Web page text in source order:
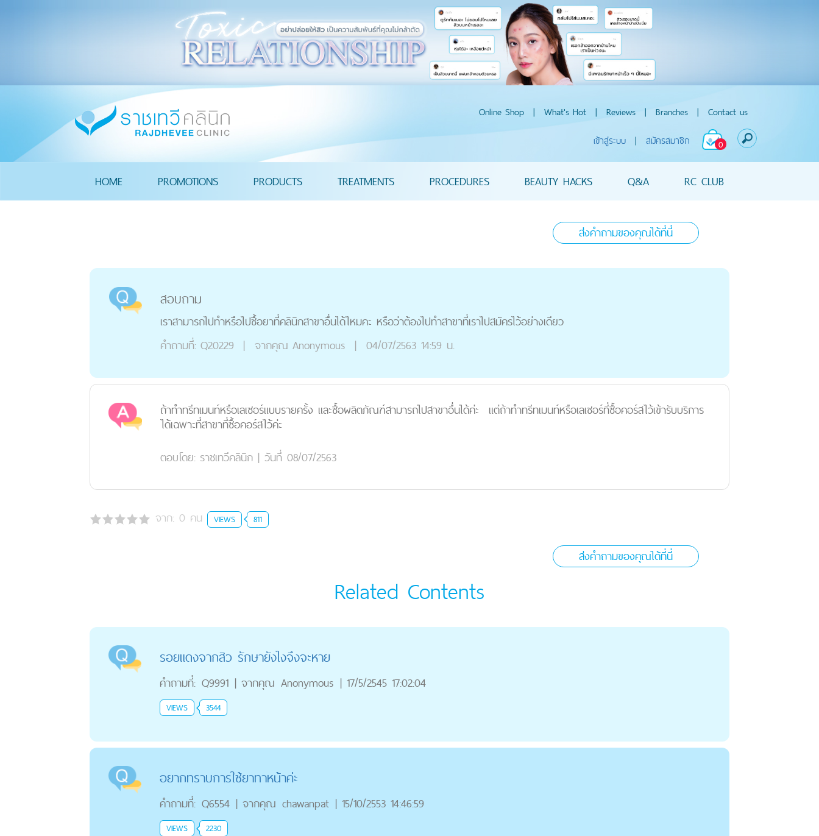
Online Shop | What's Hot | Reviews | Branches | Contact us
0
เข้าสู่ระบบ | สมัครสมาชิก
HOME PROMOTIONS PRODUCTS TREATMENTS PROCEDURES BEAUTY HACKS Q&A RC CLUB
ส่งคำถามของคุณได้ที่นี่
สอบถาม
เราสามารถไปทำหรือไปซื้อยาที่คลินิกสาขาอื่นได้ไหมคะ หรือว่าต้องไปทำสาขาที่เราไปสมัครไว้อย่างเดียว
คำถามที่: Q20229 | จากคุณ Anonymous | 04/07/2563 14:59 น.
ถ้าทำทรีทเมนท์หรือเลเซอร์แบบรายครั้ง และซื้อผลิตภัณฑ์สามารถไปสาขาอื่นได้ค่ะ แต่ถ้าทำทรีทเมนท์หรือเลเซอร์ที่ซื้อคอร์สไว้เข้ารับบริการ
ได้เฉพาะที่สาขาที่ซื้อคอร์สไว้ค่ะ
ตอบโดย: ราชเทวีคลินิก | วันที่ 08/07/2563
จาก: 0 คน VIEWS 811
ส่งคำถามของคุณได้ที่นี่
Related Contents
รอยแดงจากสิว รักษายังไงจึงจะหาย
คำถามที่: Q9991 | จากคุณ Anonymous | 17/5/2545 17:02:04
VIEWS 3544
อยากทราบการใช้ยาทาหน้าค่ะ
คำถามที่: Q6554 | จากคุณ chawanpat | 15/10/2553 14:46:59
VIEWS 2230